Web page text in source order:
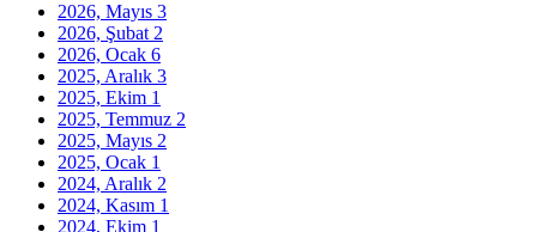
2026, Mayıs 3
2026, Şubat 2
2026, Ocak 6
2025, Aralık 3
2025, Ekim 1
2025, Temmuz 2
2025, Mayıs 2
2025, Ocak 1
2024, Aralık 2
2024, Kasım 1
2024, Ekim 1